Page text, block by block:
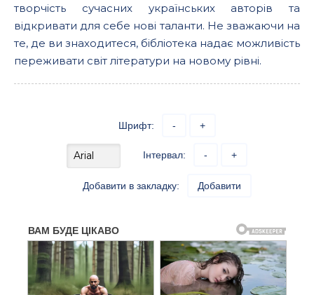
творчість сучасних українських авторів та
відкривати для себе нові таланти. Не зважаючи на
те, де ви знаходитеся, бібліотека надає можливість
переживати світ літератури на новому рівні.
Шрифт: - +
Інтервал: - +
Добавити в закладку: Добавити